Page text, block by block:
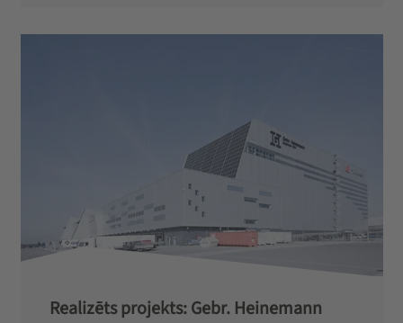
Realizēts projekts: Gebr. Heinemann